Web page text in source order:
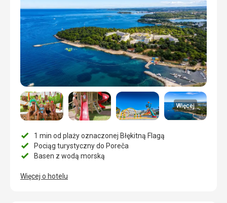
Więcej
1 min od plaży oznaczonej Błękitną Flagą
Pociąg turystyczny do Poreča
Basen z wodą morską
Więcej o hotelu